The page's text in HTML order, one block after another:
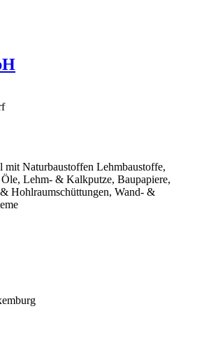
mit Naturbaustoffen Lehmbaustoffe,
Lehm- & Kalkputze, Baupapiere,
Hohlraumschüttungen, Wand- &